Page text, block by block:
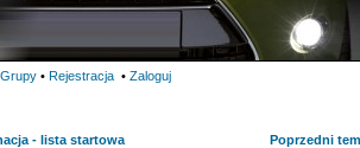
Grupy • Rejestracja • Zaloguj
- lista startowa Poprzedni